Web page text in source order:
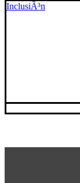
InclusiÃ³n